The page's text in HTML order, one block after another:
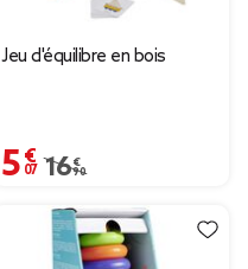
Jeu d'équilibre en bois
5,07 €
Prix remisé de 16,90 €
16,90 €